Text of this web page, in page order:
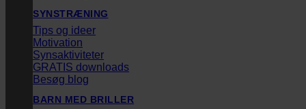
SYNSTRÆNING
Tips og ideer
Motivation
Synsaktiviteter
GRATIS downloads
Besøg blog
BARN MED BRILLER